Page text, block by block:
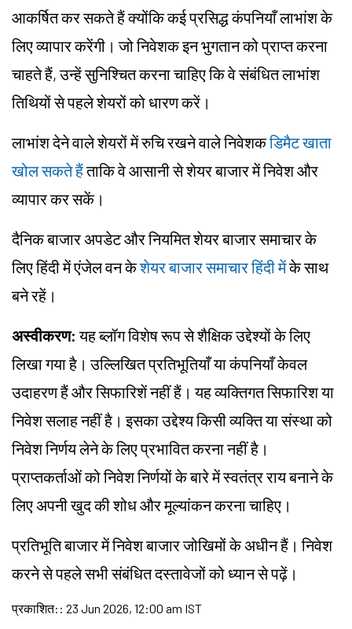
आकर्षित कर सकते हैं क्योंकि कई प्रसिद्ध कंपनियाँ लाभांश के
लिए व्यापार करेंगी। जो निवेशक इन भुगतान को प्राप्त करना
चाहते हैं, उन्हें सुनिश्चित करना चाहिए कि वे संबंधित लाभांश
तिथियों से पहले शेयरों को धारण करें।
लाभांश देने वाले शेयरों में रुचि रखने वाले निवेशकडिमैट खाता
खोल सकते हैंताकि वे आसानी से शेयर बाजार में निवेश और
व्यापार कर सकें।
दैनिक बाजार अपडेट और नियमित शेयर बाजार समाचार के
लिए हिंदी में एंजेल वन केशेयर बाजार समाचार हिंदी मेंके साथ
बने रहें।
अस्वीकरण: यह ब्लॉग विशेष रूप से शैक्षिक उद्देश्यों के लिए
लिखा गया है। उल्लिखित प्रतिभूतियाँ या कंपनियाँ केवल
उदाहरण हैं और सिफारिशें नहीं हैं। यह व्यक्तिगत सिफारिश या
निवेश सलाह नहीं है। इसका उद्देश्य किसी व्यक्ति या संस्था को
निवेश निर्णय लेने के लिए प्रभावित करना नहीं है।
प्राप्तकर्ताओं को निवेश निर्णयों के बारे में स्वतंत्र राय बनाने के
लिए अपनी खुद की शोध और मूल्यांकन करना चाहिए।
प्रतिभूति बाजार में निवेश बाजार जोखिमों के अधीन हैं। निवेश
करने से पहले सभी संबंधित दस्तावेजों को ध्यान से पढ़ें।
प्रकाशित: : 23 Jun 2026, 12:00 am IST